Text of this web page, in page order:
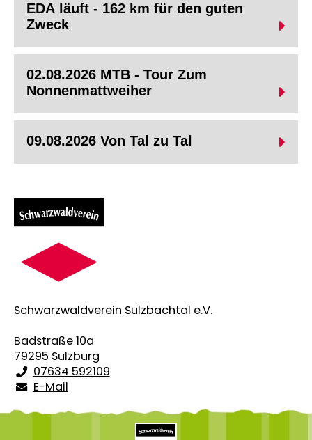
EDA läuft - 162 km für den guten
Zweck
02.08.2026 MTB - Tour Zum
Nonnenmattweiher
Wir bitten um Anmeldung an: swv-mtb-
sulzburg@web.de
oder per Handy: 0176 96670148
09.08.2026 Von Tal zu Tal
Schwarzwaldverein Sulzbachtal e.V.
Badstraße 10a
79295 Sulzburg
07634 592109
E-Mail